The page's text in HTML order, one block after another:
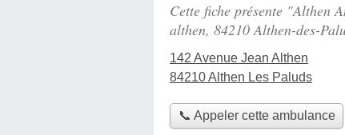
Cette fiche présente "Althen
althen, 84210 Althen-des-
142 Avenue Jean Althen
84210 Althen Les Paluds
📞 Appeler cette ambulance